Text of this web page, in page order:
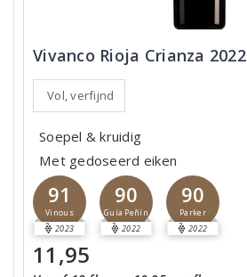
Vivanco Rioja Crianza 2022
Vol, verfijnd
Soepel & kruidig
Met gedoseerd eiken
91
Vinous
2023
90
Guía Peñín
2022
90
Parker
2022
11,95